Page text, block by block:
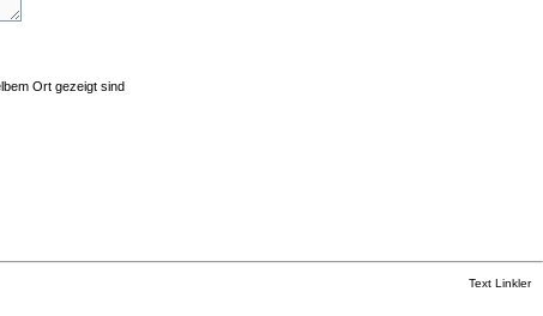
Ort gezeigt sind
Text Linkler